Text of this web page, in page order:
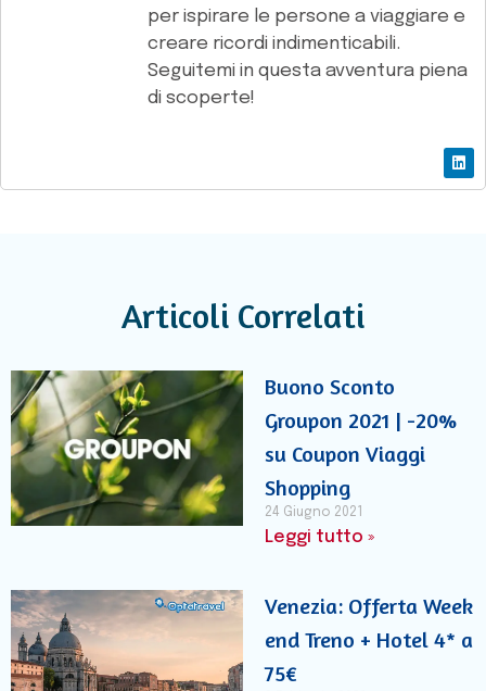
per ispirare le persone a viaggiare e
creare ricordi indimenticabili.
Seguitemi in questa avventura piena
di scoperte!
Articoli Correlati
Buono Sconto
Groupon 2021 | -20%
su Coupon Viaggi
Shopping
24 Giugno 2021
Leggi tutto »
Venezia: Offerta Week
end Treno + Hotel 4* a
75€